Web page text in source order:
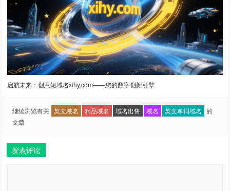
启航未来：创意短域名xihy.com——您的数字创新引擎
继续浏览有关 英文域名 精品域名 域名出售 域名 英文单词域名
的
文章
发表评论